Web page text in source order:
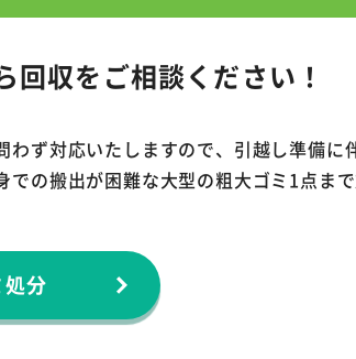
回収をご相談ください！
わず対応いたしますので、引越し準備に
での搬出が困難な大型の粗大ゴミ1点ま
分